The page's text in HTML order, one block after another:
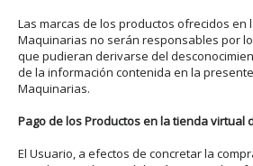
Las marcas de los productos ofrecidos en
Maquinarias no serán responsables por
que pudieran derivarse del
de la información contenida en la
Maquinarias.
Pago de los Productos en la tienda virtual
El Usuario, a efectos de concretar la